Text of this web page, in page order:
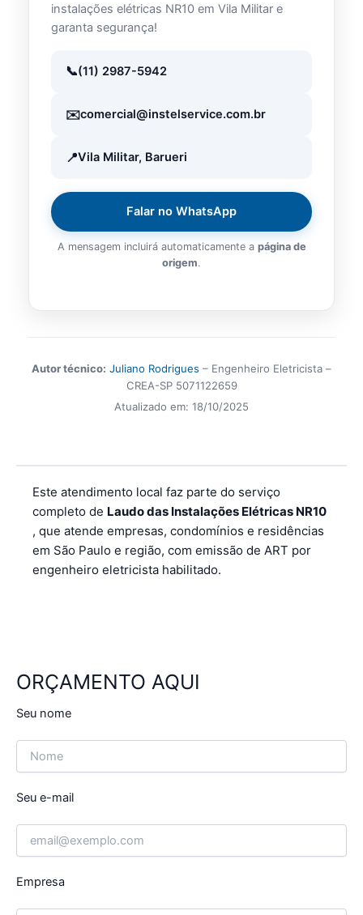
instalações elétricas NR10 em Vila Militar e
garanta segurança!
(11) 2987-5942
comercial@instelservice.com.br
Vila Militar, Barueri
Falar no WhatsApp
A mensagem incluirá automaticamente a página de
origem.
Autor técnico: Juliano Rodrigues – Engenheiro Eletricista –
CREA-SP 5071122659
Atualizado em: 18/10/2025
Este atendimento local faz parte do serviço
completo de Laudo das Instalações Elétricas NR10
, que atende empresas, condomínios e residências
em São Paulo e região, com emissão de ART por
engenheiro eletricista habilitado.
ORÇAMENTO AQUI
Seu nome
Seu e-mail
Empresa